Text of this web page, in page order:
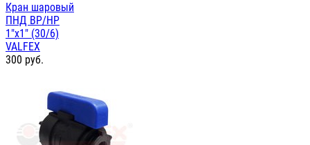
Кран шаровый
ПНД ВР/НР
1"х1" (30/6)
VALFEX
300 руб.